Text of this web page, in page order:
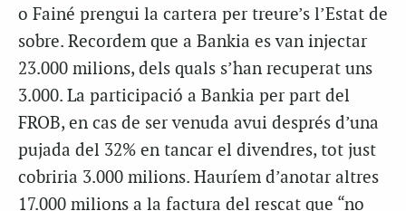
o Fainé prengui la cartera per treure’s l’Estat de
sobre. Recordem que a Bankia es van injectar
23.000 milions, dels quals s’han recuperat uns
3.000. La participació a Bankia per part del
FROB, en cas de ser venuda avui després d’una
pujada del 32% en tancar el divendres, tot just
cobriria 3.000 milions. Hauríem d’anotar altres
17.000 milions a la factura del rescat que “no